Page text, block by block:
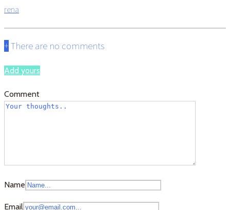
rena
+There are no comments
Add yours
Comment
Name
Email